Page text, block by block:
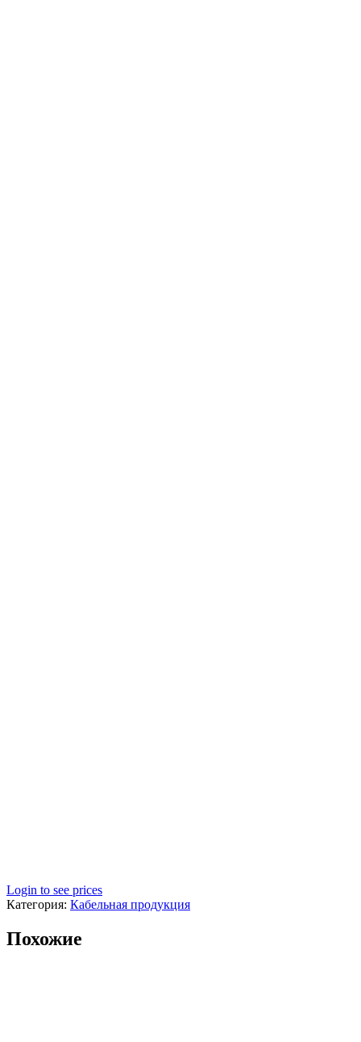
Login to see prices
Категория: Кабельная продукция
Похожие